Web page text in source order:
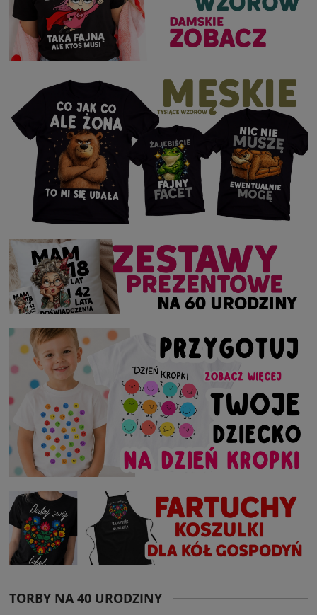
TORBY NA 40 URODZINY